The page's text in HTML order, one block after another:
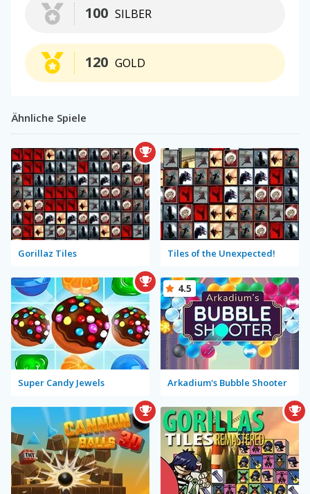
SILBER
100
GOLD
120
Ähnliche Spiele
Gorillaz Tiles Tiles of the Unexpected!
Super Candy Jewels Arkadium's Bubble Shooter
4.5